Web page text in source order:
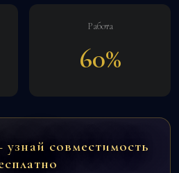
Работа
60%
совместимость